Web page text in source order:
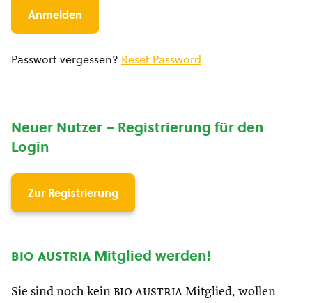
Passwort vergessen? Reset Password
Neuer Nutzer – Registrierung für den
Login
Zur Registrierung
bio austria Mitglied werden!
Sie sind noch kein bio austria Mitglied, wollen